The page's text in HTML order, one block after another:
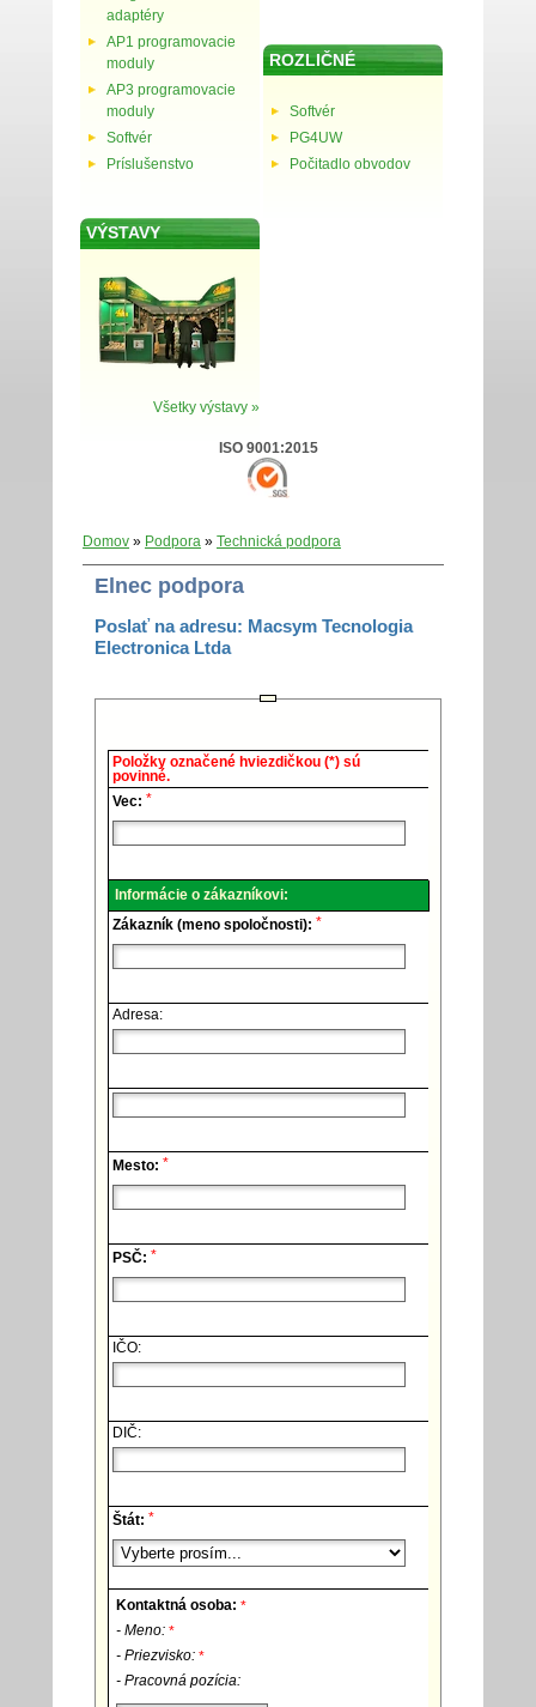
adaptéry
AP1 programovacie
moduly
AP3 programovacie
moduly
Softvér
Príslušenstvo
ROZLIČNÉ
Softvér
PG4UW
Počitadlo obvodov
VÝSTAVY
Všetky výstavy »
ISO 9001:2015
Domov » Podpora » Technická podpora
Elnec podpora
Poslať na adresu: Macsym Tecnologia
Electronica Ltda
Elnec
Technická
podpora.
Položky označené hviezdičkou (*) sú
povinné.
Vec: *
Informácie o zákazníkovi:
Zákazník (meno spoločnosti): *
Adresa:
Mesto: *
PSČ: *
IČO:
DIČ:
Štát: *
Kontaktná osoba: *
- Meno: *
- Priezvisko: *
- Pracovná pozícia: